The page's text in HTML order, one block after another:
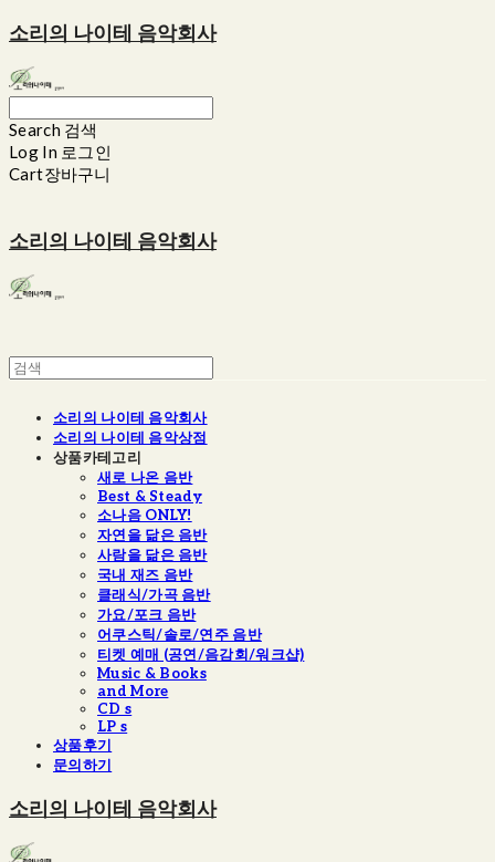
소리의 나이테 음악회사
Search 검색
Log In 로그인
Cart장바구니
소리의 나이테 음악회사
소리의 나이테 음악회사
소리의 나이테 음악상점
상품카테고리
새로 나온 음반
Best & Steady
소나음 ONLY!
자연을 닮은 음반
사람을 닮은 음반
국내 재즈 음반
클래식/가곡 음반
가요/포크 음반
어쿠스틱/솔로/연주 음반
티켓 예매 (공연/음감회/워크샵)
Music & Books
and More
CD s
LP s
상품후기
문의하기
소리의 나이테 음악회사